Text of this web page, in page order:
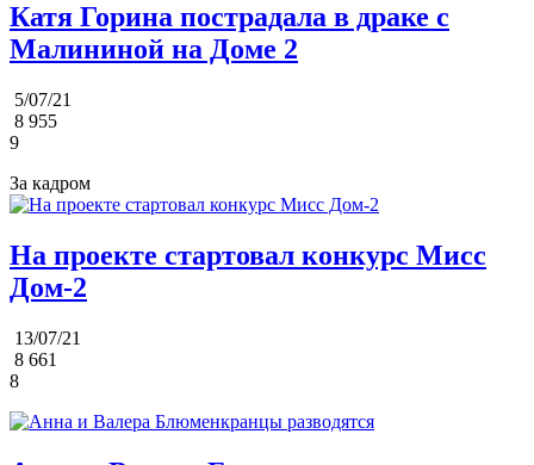
Катя Горина пострадала в драке с
Малининой на Доме 2
5/07/21
8 955
9
За кадром
На проекте стартовал конкурс Мисс
Дом-2
13/07/21
8 661
8